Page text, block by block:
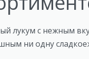
лукум с нежным
ни одну